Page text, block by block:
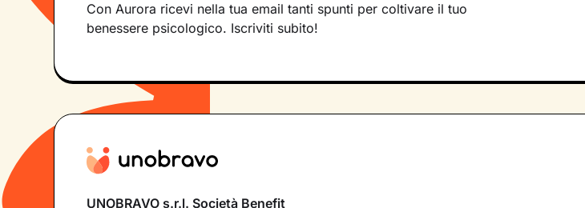
Con Aurora ricevi nella tua email tanti spunti per coltivare il tuo
benessere psicologico. Iscriviti subito!
UNOBRAVO s.r.l. Società Benefit